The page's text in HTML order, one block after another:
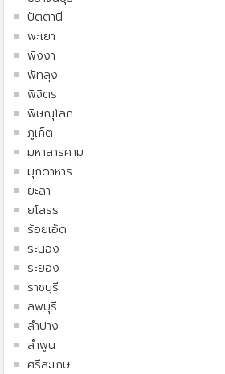
ปัตตานี
พะเยา
พังงา
พัทลุง
พิจิตร
พิษณุโลก
ภูเก็ต
มหาสารคาม
มุกดาหาร
ยะลา
ยโสธร
ร้อยเอ็ด
ระนอง
ระยอง
ราชบุรี
ลพบุรี
ลำปาง
ลำพูน
ศรีสะเกษ